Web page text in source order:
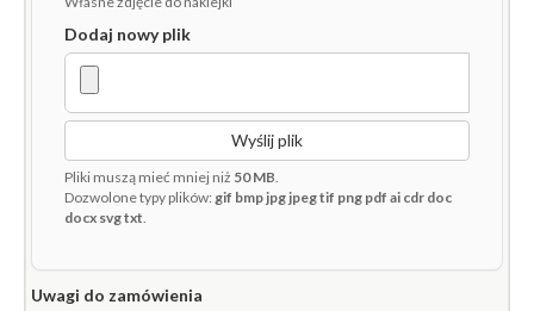
Dodaj nowy plik
Wyślij plik
Pliki muszą mieć mniej niż 50 MB
Dozwolone typy plików: gif bmp jpg jpeg tif png pdf ai cdr doc
docx svg txt
Uwagi do zamówienia